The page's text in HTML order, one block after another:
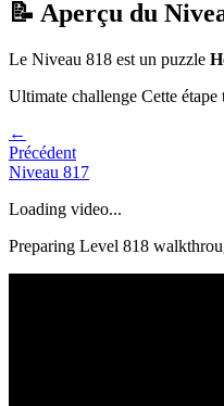
📝 Aperçu du
Le Niveau 818 est un puzzle
Ultimate challenge Cette étape
←
Précédent
Niveau 817
Loading video...
Preparing Level 818